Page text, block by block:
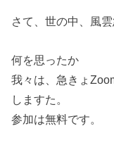
さて、世の中、風雲
何を思ったか
我々は、急きょ
しますた。
参加は無料です。